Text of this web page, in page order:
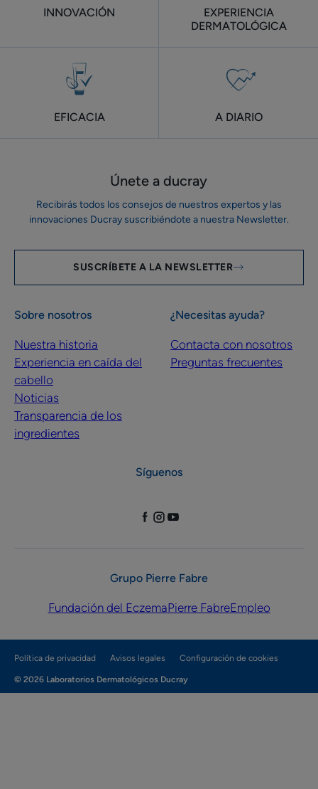
INNOVACIÓN
EXPERIENCIA
DERMATOLÓGICA
EFICACIA A DIARIO
Únete a ducray
Recibirás todos los consejos de nuestros expertos y las
innovaciones Ducray suscribiéndote a nuestra Newsletter.
SUSCRÍBETE A LA NEWSLETTER
Sobre nosotros
Nuestra historia
Experiencia en caída del
cabello
Noticias
Transparencia de los
ingredientes
¿Necesitas ayuda?
Contacta con nosotros
Preguntas frecuentes
Síguenos
Grupo Pierre Fabre
Fundación del EczemaPierre FabreEmpleo
Política de privacidad Avisos legales Configuración de cookies
© 2026 Laboratorios Dermatológicos Ducray